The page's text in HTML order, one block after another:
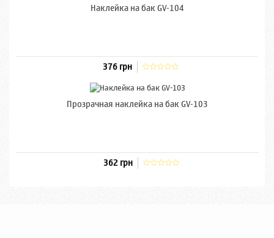
Наклейка на бак GV-104
376 грн
Прозрачная наклейка на бак GV-103
362 грн